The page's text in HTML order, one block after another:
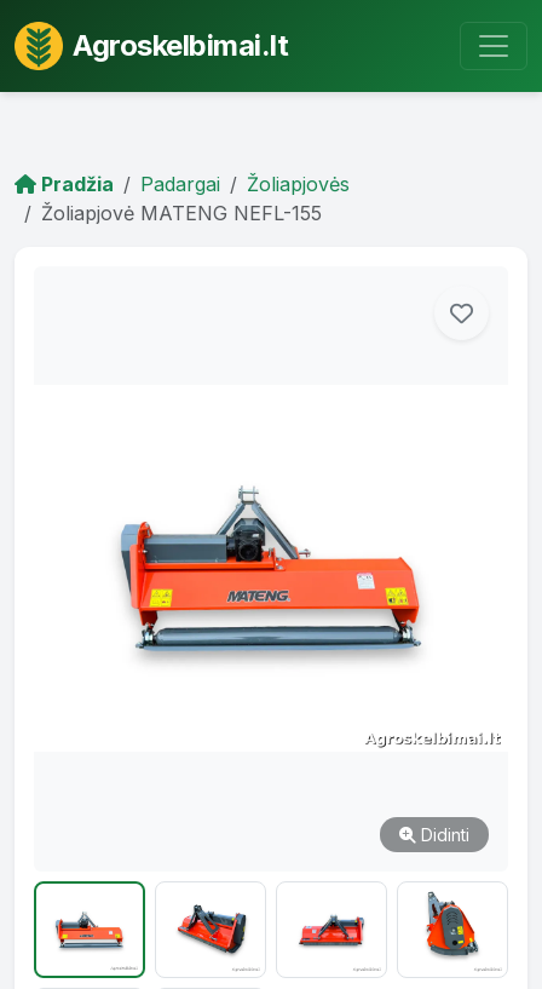
Agroskelbimai.lt
Pradžia Padargai
Žoliapjovės
Žoliapjovė MATENG NEFL-155
Didinti